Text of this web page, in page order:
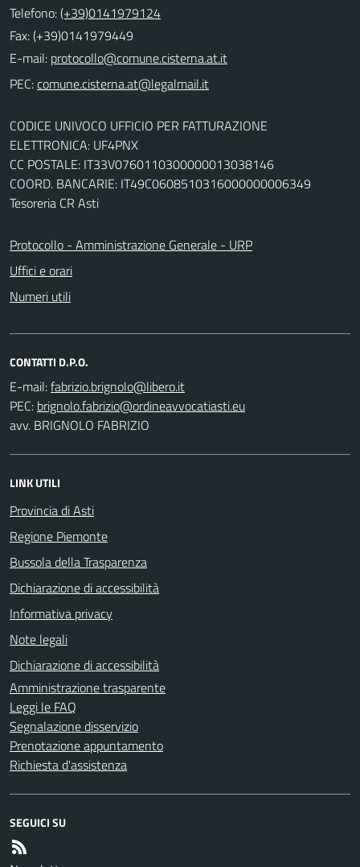
Telefono:(+39)0141979124
Fax: (+39)0141979449
E-mail:
PEC:
CODICE UNIVOCO UFFICIO PER FATTURAZIONE
ELETTRONICA: UF4PNX
CC POSTALE: IT33V0760110300000013038146
COORD. BANCARIE: IT49C0608510316000000006349
Tesoreria CR Asti
Protocollo - Amministrazione Generale - URP
Uffici e orari
Numeri utili
CONTATTI D.P.O.
E-mail:
PEC:
avv. BRIGNOLO FABRIZIO
LINK UTILI
Provincia di Asti
Regione Piemonte
Bussola della Trasparenza
Dichiarazione di accessibilità
Informativa privacy
Note legali
Dichiarazione di accessibilità
Amministrazione trasparente
Leggi le FAQ
Segnalazione disservizio
Prenotazione appuntamento
Richiesta d'assistenza
SEGUICI SU